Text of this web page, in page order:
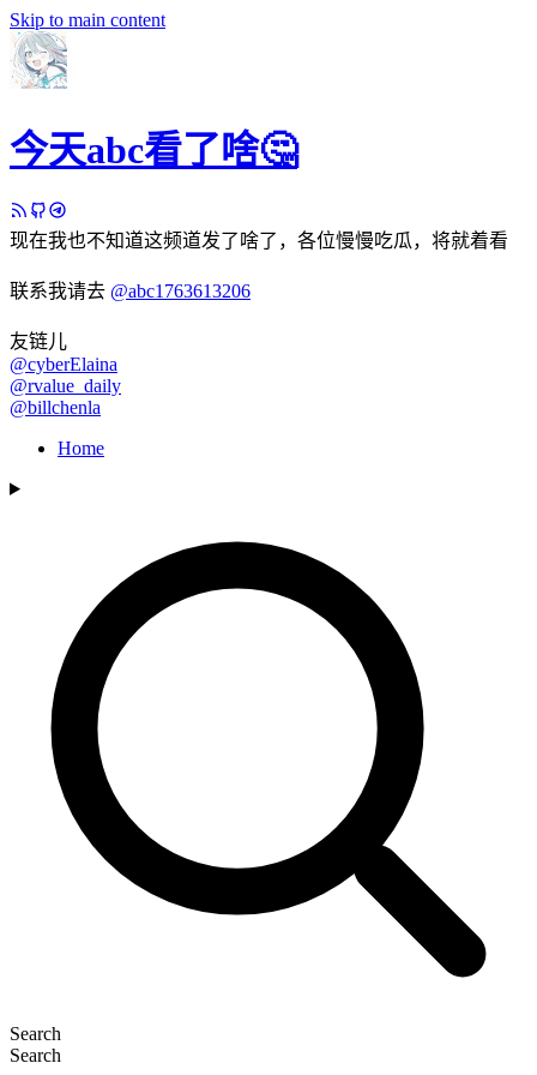
Skip to main content
今天abc看了啥🤔
现在我也不知道这频道发了啥了，各位慢慢吃瓜，将就着看
联系我请去 @abc1763613206
友链儿
@cyberElaina
@rvalue_daily
@billchenla
Home
Search
Search